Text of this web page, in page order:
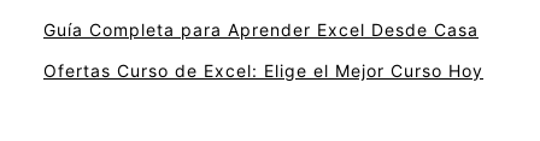
Guía Completa para Aprender Excel Desde Casa
Ofertas Curso de Excel: Elige el Mejor Curso Hoy